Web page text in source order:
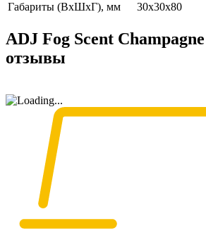
Габариты (ВxШxГ), мм
30х30х80
ADJ Fog Scent
отзывы